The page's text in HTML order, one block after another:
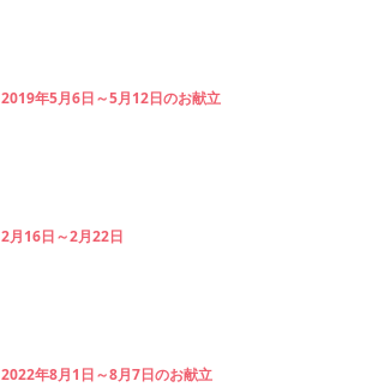
2019年5月6日～5月12日のお献立
2月16日～2月22日
2022年8月1日～8月7日のお献立